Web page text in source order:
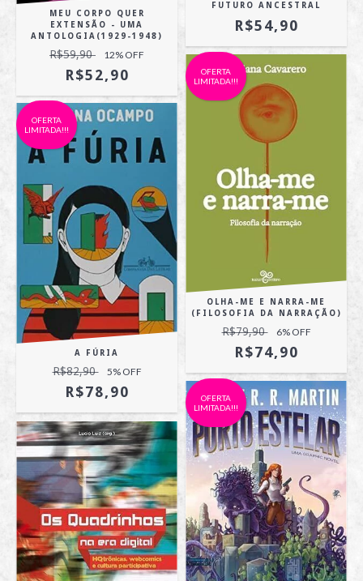
MEU CORPO QUER
EXTENSÃO - UMA
ANTOLOGIA(1929-1948)
R$59,90 12% OFF
R$52,90
FUTURO ANCESTRAL
R$54,90
OFERTA
LIMITADA!!!
A FÚRIA
R$82,90 5% OFF
R$78,90
OFERTA
LIMITADA!!!
OLHA-ME E NARRA-ME
(FILOSOFIA DA NARRAÇÃO)
R$79,90 6% OFF
R$74,90
OFERTA
LIMITADA!!!